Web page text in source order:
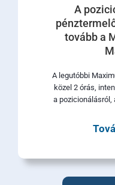
A
tovább a
A legutóbbi
közel 2 órás,
a pozicionálásról,